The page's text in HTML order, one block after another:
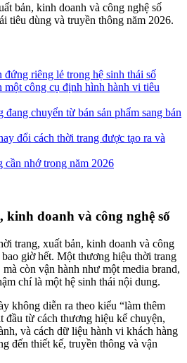
bản, kinh doanh và công nghệ số
tiêu dùng và truyền thông năm 2026.
riêng lẻ trong hệ sinh thái số
một công cụ định hình hành vi tiêu
chuyển từ bán sản phẩm sang bán
đổi cách thời trang được tạo ra và
nhớ trong năm 2026
doanh và công nghệ số
trang, xuất bản, kinh doanh và công
giờ hết. Một thương hiệu thời trang
còn vận hành như một media brand,
chí là một hệ sinh thái nội dung.
không diễn ra theo kiểu “làm thêm
đầu từ cách thương hiệu kể chuyện,
và cách dữ liệu hành vi khách hàng
đến thiết kế, truyền thông và vận